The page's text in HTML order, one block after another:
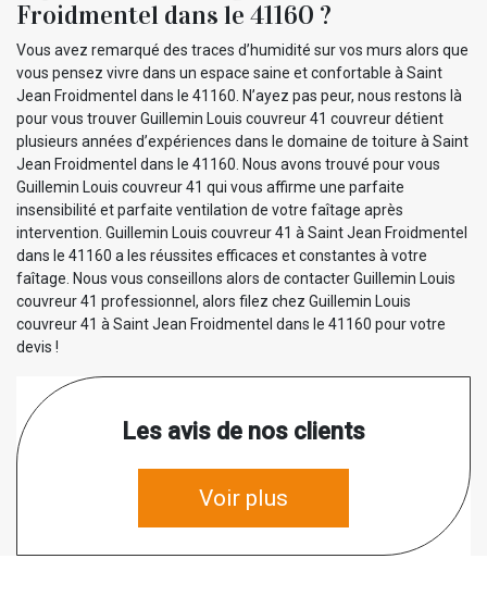
Froidmentel dans le 41160 ?
Vous avez remarqué des traces d’humidité sur vos murs alors que
vous pensez vivre dans un espace saine et confortable à Saint
Jean Froidmentel dans le 41160. N’ayez pas peur, nous restons là
pour vous trouver Guillemin Louis couvreur 41 couvreur détient
plusieurs années d’expériences dans le domaine de toiture à Saint
Jean Froidmentel dans le 41160. Nous avons trouvé pour vous
Guillemin Louis couvreur 41 qui vous affirme une parfaite
insensibilité et parfaite ventilation de votre faîtage après
intervention. Guillemin Louis couvreur 41 à Saint Jean Froidmentel
dans le 41160 a les réussites efficaces et constantes à votre
faîtage. Nous vous conseillons alors de contacter Guillemin Louis
couvreur 41 professionnel, alors filez chez Guillemin Louis
couvreur 41 à Saint Jean Froidmentel dans le 41160 pour votre
devis !
Les avis de nos clients
Voir plus